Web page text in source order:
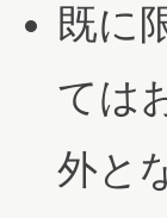
既に
ては
外と